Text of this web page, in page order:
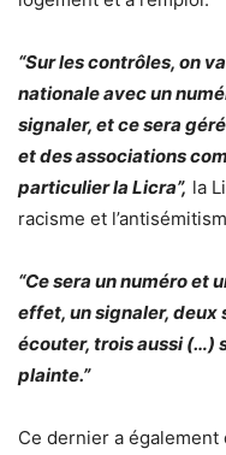
“Sur les contrôles, on
nationale avec un
signaler, et ce sera
et des associations
particulier la Licra”, la
racisme et
“Ce sera un numéro et
effet, un signaler, deux
écouter, trois aussi (…)
plainte.”
Ce dernier a également